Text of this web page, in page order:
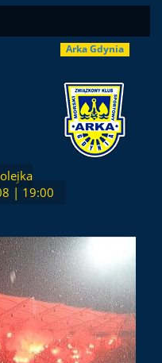
Arka Gdynia
| 19:00